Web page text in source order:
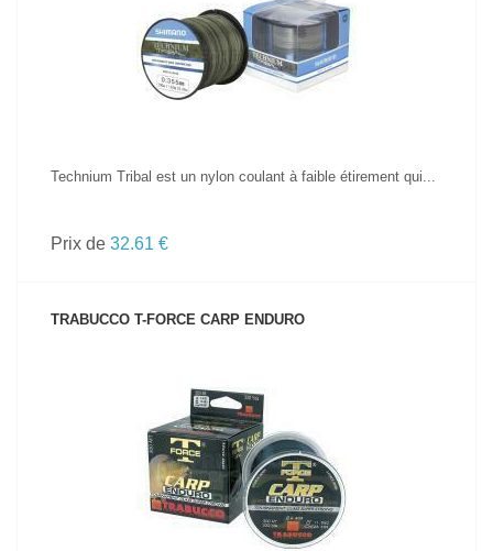
VOIR LE PRODUIT
Technium Tribal est un nylon coulant à faible étirement qui...
Prix de 32.61 €
TRABUCCO T-FORCE CARP ENDURO
VOIR LE PRODUIT